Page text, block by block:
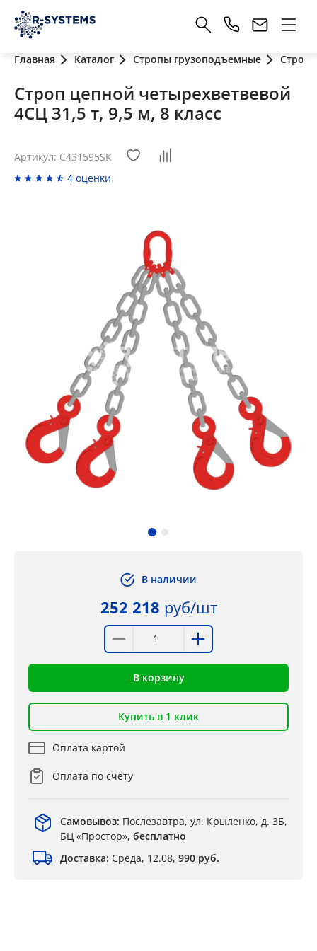
Главная Каталог Стропы грузоподъемные
Строп цепной четырехветвевой
4СЦ 31,5 т, 9,5 м, 8 класс
Артикул: C431595SK
4 оценки
В наличии
252 218 руб/шт
В корзину
Купить в 1 клик
Оплата картой
Оплата по счёту
Самовывоз: Послезавтра, ул. Крыленко, д. 3Б,
БЦ «Простор», бесплатно
Доставка: Среда, 12.08, 990 руб.